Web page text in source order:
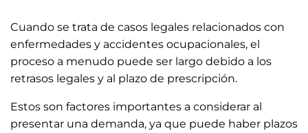
Cuando se trata de casos legales relacionados con
enfermedades y accidentes ocupacionales, el
proceso a menudo puede ser largo debido a los
retrasos legales y al plazo de prescripción.
Estos son factores importantes a considerar al
presentar una demanda, ya que puede haber plazos